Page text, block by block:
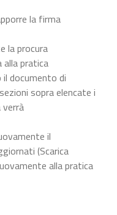
la firma
la procura
alla pratica
il documento di
sopra elencate i
il
(Scarica
alla pratica